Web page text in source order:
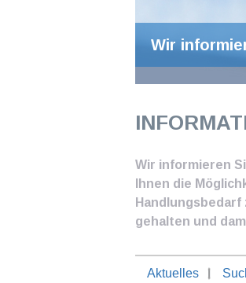
Wir
Wir informieren
Ihnen die
gehalten und
Aktuelles